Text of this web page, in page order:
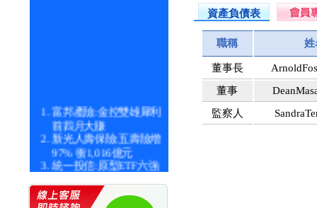
富邦產險:金控雙雄犀利
前四月大賺
新光人壽保險:五壽險增
97% 衝1,016億元
統一投信:原型ETF六強
漲逾九成
統一投信:主動式ETF溢
價 被盯上
資產負債表
職稱
董事長
董事
監察人